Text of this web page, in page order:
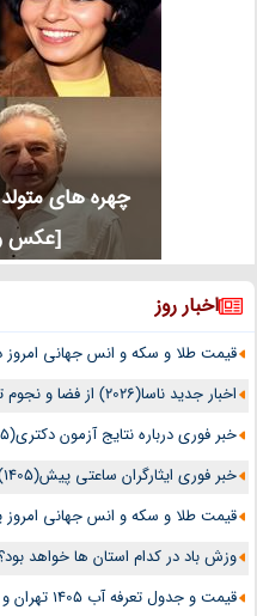
[عکس و
اخبار روز
قیمت طلا و سکه و انس جهانی امروز دوشنبه ۱۹
اخبار جدید ناسا(2026) از فضا و نجوم تا یافته ها
خبر فوری درباره نتایج آزمون دکتری(1405) و پذیرفته شدگان
خبر فوری ایثارگران ساعتی پیش(1405)
قیمت طلا و سکه و انس جهانی امروز یکشنبه ۱۸
وزش باد در کدام استان ها خواهد
قیمت و جدول تعرفه آب 1405 تهران و شهرستان ها